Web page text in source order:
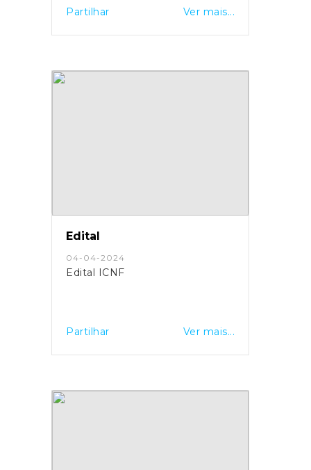
Partilhar Ver mais...
Edital
04-04-2024
Edital ICNF
Partilhar Ver mais...